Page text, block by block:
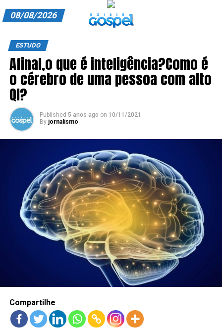
ANUNCIE CONOSCO
ASSINE
CARRINHO
EDITORIAL
EXPEDIENTE
FINALIZAR COMPRA
HOME
LANÇAMENTOS
08/08/2026
ESTUDO
Afinal,o que é inteligência?Como é
o cérebro de uma pessoa com alto
QI?
Published 5 anos ago on 10/11/2021
By jornalismo
Compartilhe